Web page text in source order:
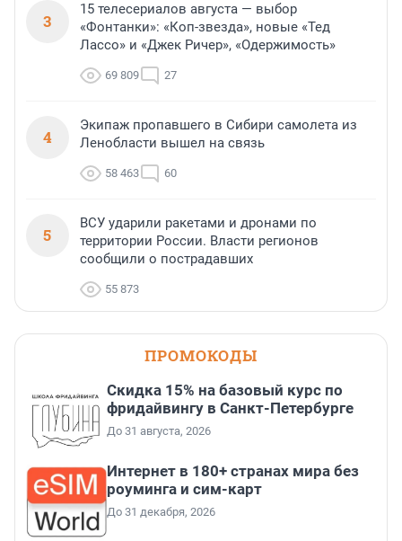
3
15 телесериалов августа — выбор
«Фонтанки»: «Коп-звезда», новые «Тед
Лассо» и «Джек Ричер», «Одержимость»
69 809 27
4
Экипаж пропавшего в Сибири самолета из
Ленобласти вышел на связь
58 463 60
5
ВСУ ударили ракетами и дронами по
территории России. Власти регионов
сообщили о пострадавших
55 873
ПРОМОКОДЫ
Скидка 15% на базовый курс по
фридайвингу в Санкт-Петербурге
До 31 августа, 2026
Интернет в 180+ странах мира без
роуминга и сим-карт
До 31 декабря, 2026